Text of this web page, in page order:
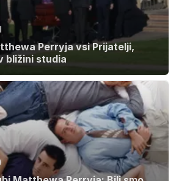
Perryja vsi Prijatelji,
bližini studia